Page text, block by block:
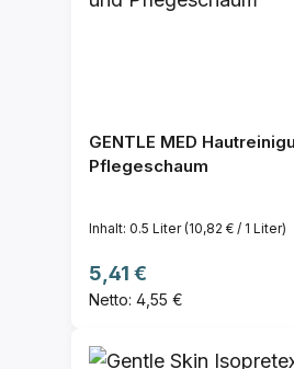
GENTLE MED
Pflegeschaum
Inhalt: 0.5 Liter(10,82 € / 1 Liter)
Regulärer Preis:
5,41 €
Netto: 4,55 €